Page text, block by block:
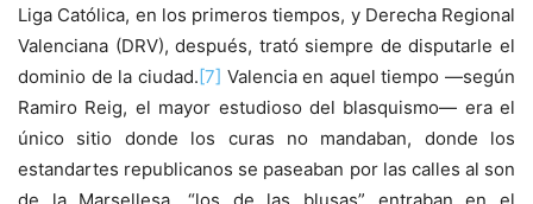
Liga Católica, en los primeros tiempos, y Derecha Regional
Valenciana (DRV), después, trató siempre de disputarle el
dominio de la ciudad.[7] Valencia en aquel tiempo —según
Ramiro Reig, el mayor estudioso del blasquismo— era el
único sitio donde los curas no mandaban, donde los
estandartes republicanos se paseaban por las calles al son